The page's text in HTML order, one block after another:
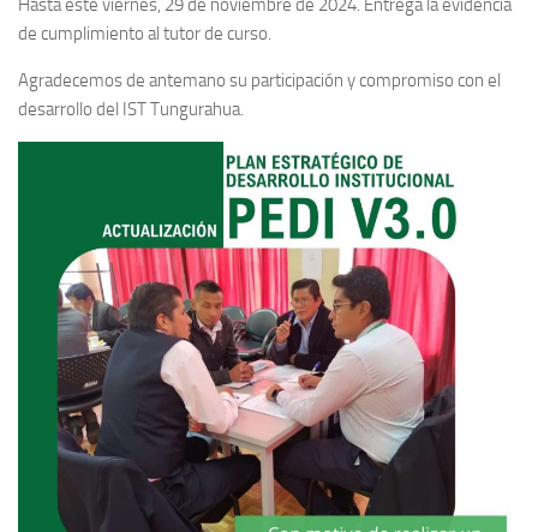
Hasta este viernes, 29 de noviembre de 2024. Entrega la evidencia
de cumplimiento al tutor de curso.
Agradecemos de antemano su participación y compromiso con el
desarrollo del IST Tungurahua.